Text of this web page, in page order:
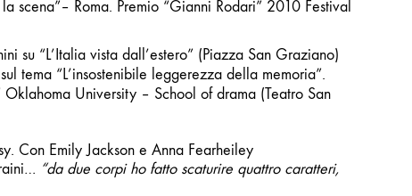
Roma. Premio “Gianni Rodari” 2010 Festival
su “L’Italia vista dall’estero” (Piazza San Graziano)
sul tema “L’insostenibile leggerezza della memoria”.
Oklahoma University – School of drama (Teatro San
Con Emily Jackson e Anna Fearheiley
“da due corpi ho fatto scaturire quattro caratteri,